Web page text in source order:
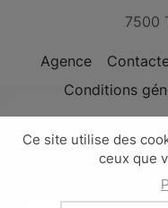
Agence
Conditions
7500
Les Maisons
Conçu avec